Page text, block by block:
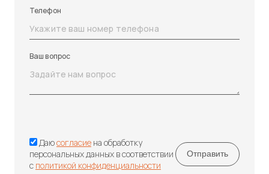
Телефон
Ваш вопрос
Даюсогласие на обработку
персональных данных в соответствии
с политикой конфиденциальности